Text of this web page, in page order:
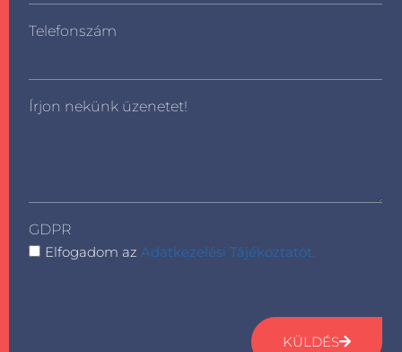
Telefonszám
Írjon nekünk üzenetet!
GDPR
Elfogadom azAdatkezelési Tájékoztatót.
KÜLDÉS